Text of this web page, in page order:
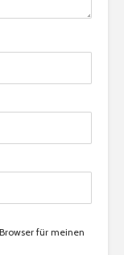
für meinen